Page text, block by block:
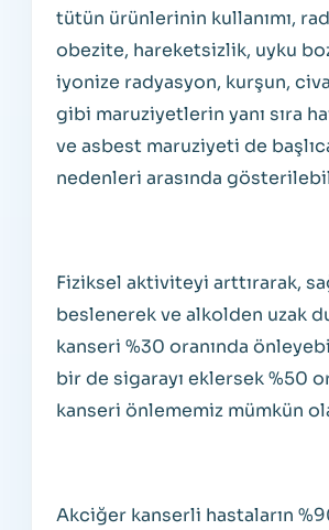
tütün ürünlerinin kullanımı,
obezite, hareketsizlik, uyku
iyonize radyasyon, kurşun,
gibi maruziyetlerin yanı sıra
ve asbest maruziyeti de
nedenleri arasında
Fiziksel aktiviteyi arttırarak,
beslenerek ve alkolden uzak
kanseri %30 oranında
bir de sigarayı eklersek %50
kanseri önlememiz mümkün
Akciğer kanserli hastaların